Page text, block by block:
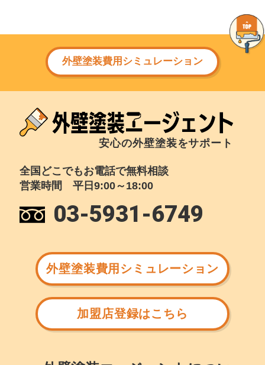
外壁塗装費用シミュレーション
安心の外壁塗装をサポート
全国どこでもお電話で無料相談
営業時間 平日9:00～18:00
03-5931-6749
外壁塗装費用シミュレーション
加盟店登録はこちら